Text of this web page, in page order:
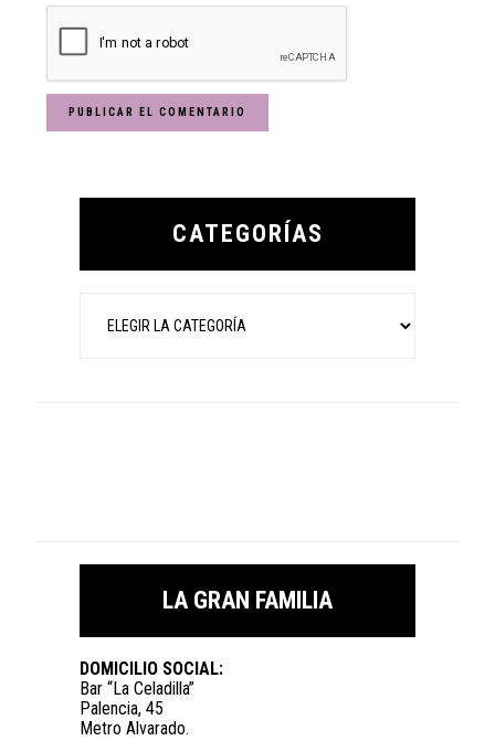
Primary
CATEGORÍAS
LA GRAN FAMILIA
DOMICILIO SOCIAL:
Bar “La Celadilla”
Palencia, 45
Metro Alvarado.